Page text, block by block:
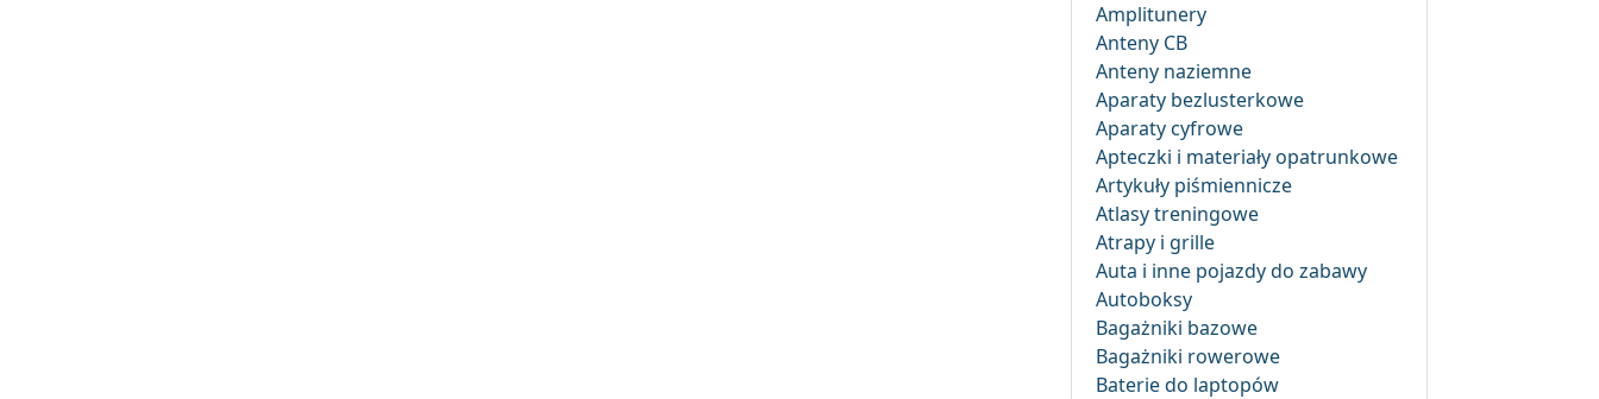
Amplitunery
Anteny CB
Anteny naziemne
Aparaty bezlusterkowe
Aparaty cyfrowe
Apteczki i materiały opatrunkowe
Artykuły piśmiennicze
Atlasy treningowe
Atrapy i grille
Auta i inne pojazdy do zabawy
Autoboksy
Bagażniki bazowe
Bagażniki rowerowe
Baterie do laptopów